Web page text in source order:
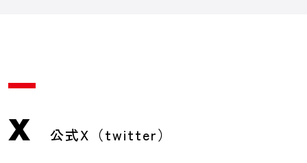
X 公式X（twitter）